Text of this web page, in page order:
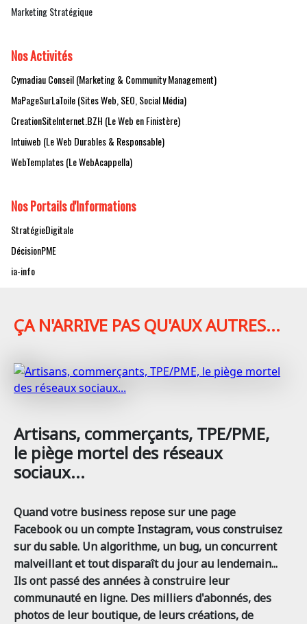
Marketing Stratégique
Nos Activités
Cymadiau Conseil (Marketing & Community Management)
MaPageSurLaToile (Sites Web, SEO, Social Média)
CreationSiteInternet.BZH (Le Web en Finistère)
Intuiweb (Le Web Durables & Responsable)
WebTemplates (Le WebAcappella)
Nos Portails d'Informations
StratégieDigitale
DécisionPME
ia-info
ÇA N'ARRIVE PAS QU'AUX AUTRES...
Artisans, commerçants, TPE/PME,
le piège mortel des réseaux
sociaux...
Quand votre business repose sur une page
Facebook ou un compte Instagram, vous construisez
sur du sable. Un algorithme, un bug, un concurrent
malveillant et tout disparaît du jour au lendemain...
Ils ont passé des années à construire leur
communauté en ligne. Des milliers d'abonnés, des
photos de leur boutique, de leurs créations, de